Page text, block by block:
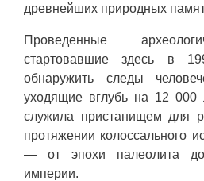
древнейших природных
Проведенные
стартовавшие здесь в
обнаружить следы
уходящие вглубь на 12
служила пристанищем для
протяжении колоссального
— от эпохи палеолита до
империи.